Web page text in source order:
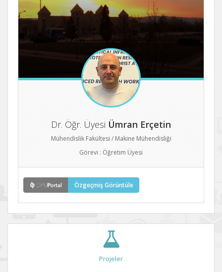
Dr. Öğr. Üyesi Ümran Erçetin
Mühendislik Fakültesi / Makine Mühendisliği
Görevi : Öğretim Üyesi
Özgeçmiş Görüntüle
Projeler